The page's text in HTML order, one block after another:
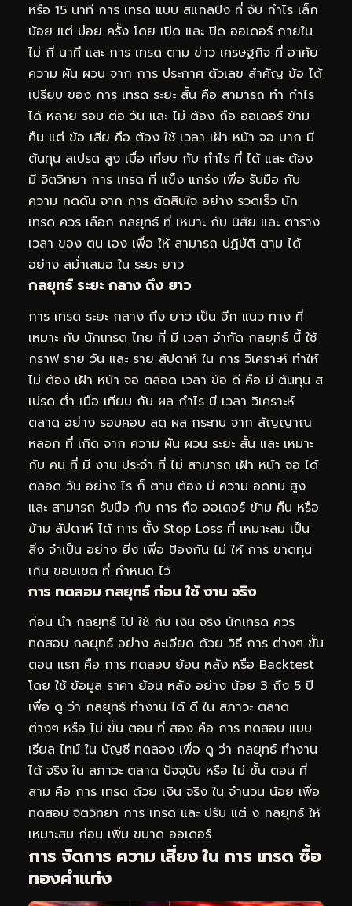
หรือ 15 นาที การ เทรด แบบ สแกลปิง ที่ จับ กำไร เล็ก
น้อย แต่ บ่อย ครั้ง โดย เปิด และ ปิด ออเดอร์ ภายใน
ไม่ กี่ นาที และ การ เทรด ตาม ข่าว เศรษฐกิจ ที่ อาศัย
ความ ผัน ผวน จาก การ ประกาศ ตัวเลข สำคัญ ข้อ ได้
เปรียบ ของ การ เทรด ระยะ สั้น คือ สามารถ ทำ กำไร
ได้ หลาย รอบ ต่อ วัน และ ไม่ ต้อง ถือ ออเดอร์ ข้าม
คืน แต่ ข้อ เสีย คือ ต้อง ใช้ เวลา เฝ้า หน้า จอ มาก มี
ต้นทุน สเปรด สูง เมื่อ เทียบ กับ กำไร ที่ ได้ และ ต้อง
มี จิตวิทยา การ เทรด ที่ แข็ง แกร่ง เพื่อ รับมือ กับ
ความ กดดัน จาก การ ตัดสินใจ อย่าง รวดเร็ว นัก
เทรด ควร เลือก กลยุทธ์ ที่ เหมาะ กับ นิสัย และ ตาราง
เวลา ของ ตน เอง เพื่อ ให้ สามารถ ปฏิบัติ ตาม ได้
อย่าง สม่ำเสมอ ใน ระยะ ยาว
กลยุทธ์ ระยะ กลาง ถึง ยาว
การ เทรด ระยะ กลาง ถึง ยาว เป็น อีก แนว ทาง ที่
เหมาะ กับ นักเทรด ไทย ที่ มี เวลา จำกัด กลยุทธ์ นี้ ใช้
กราฟ ราย วัน และ ราย สัปดาห์ ใน การ วิเคราะห์ ทำให้
ไม่ ต้อง เฝ้า หน้า จอ ตลอด เวลา ข้อ ดี คือ มี ต้นทุน ส
เปรด ต่ำ เมื่อ เทียบ กับ ผล กำไร มี เวลา วิเคราะห์
ตลาด อย่าง รอบคอบ ลด ผล กระทบ จาก สัญญาณ
หลอก ที่ เกิด จาก ความ ผัน ผวน ระยะ สั้น และ เหมาะ
กับ คน ที่ มี งาน ประจำ ที่ ไม่ สามารถ เฝ้า หน้า จอ ได้
ตลอด วัน อย่าง ไร ก็ ตาม ต้อง มี ความ อดทน สูง
และ สามารถ รับมือ กับ การ ถือ ออเดอร์ ข้าม คืน หรือ
ข้าม สัปดาห์ ได้ การ ตั้ง Stop Loss ที่ เหมาะสม เป็น
สิ่ง จำเป็น อย่าง ยิ่ง เพื่อ ป้องกัน ไม่ ให้ การ ขาดทุน
เกิน ขอบเขต ที่ กำหนด ไว้
การ ทดสอบ กลยุทธ์ ก่อน ใช้ งาน จริง
ก่อน นำ กลยุทธ์ ไป ใช้ กับ เงิน จริง นักเทรด ควร
ทดสอบ กลยุทธ์ อย่าง ละเอียด ด้วย วิธี การ ต่างๆ ขั้น
ตอน แรก คือ การ ทดสอบ ย้อน หลัง หรือ Backtest
โดย ใช้ ข้อมูล ราคา ย้อน หลัง อย่าง น้อย 3 ถึง 5 ปี
เพื่อ ดู ว่า กลยุทธ์ ทำงาน ได้ ดี ใน สภาวะ ตลาด
ต่างๆ หรือ ไม่ ขั้น ตอน ที่ สอง คือ การ ทดสอบ แบบ
เรียล ไทม์ ใน บัญชี ทดลอง เพื่อ ดู ว่า กลยุทธ์ ทำงาน
ได้ จริง ใน สภาวะ ตลาด ปัจจุบัน หรือ ไม่ ขั้น ตอน ที่
สาม คือ การ เทรด ด้วย เงิน จริง ใน จำนวน น้อย เพื่อ
ทดสอบ จิตวิทยา การ เทรด และ ปรับ แต่ ง กลยุทธ์ ให้
เหมาะสม ก่อน เพิ่ม ขนาด ออเดอร์
การ จัดการ ความ เสี่ยง ใน การ เทรด ซื้อ
ทองคำแท่ง